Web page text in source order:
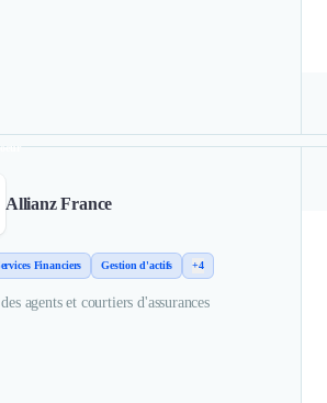
Allianz France
Financiers Gestion d'actifs +4
agents et courtiers d'assurances